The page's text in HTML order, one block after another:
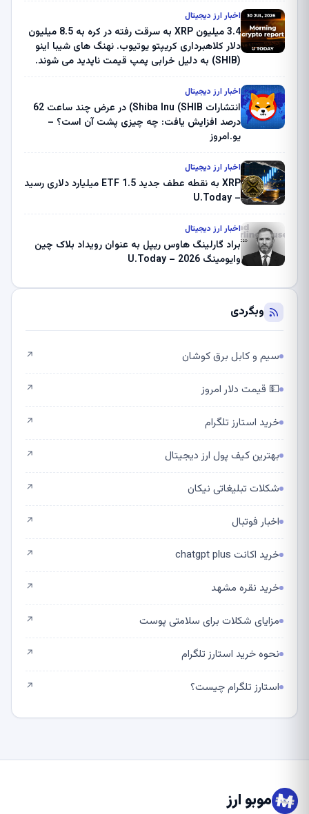
اخبار ارز دیجیتال
3.4 میلیون XRP به سرقت رفته در کره به 8.5 میلیون
دلار کلاهبرداری کریپتو یوتیوب. نهنگ های شیبا اینو
(SHIB) به دلیل خرابی پمپ قیمت ناپدید می شوند.
ثبت کرد – گزارش کریپتو صبح – U.Today
اخبار ارز دیجیتال
انتشارات Shiba Inu (SHIB) در عرض چند ساعت 62
درصد افزایش یافت: چه چیزی پشت آن است؟ –
یو.امروز
اخبار ارز دیجیتال
XRP به نقطه عطف جدید ETF 1.5 میلیارد دلاری رسید
– U.Today
اخبار ارز دیجیتال
براد گارلینگ هاوس ریپل به عنوان رویداد بلاک چین
وایومینگ 2026 – U.Today
وبگردی
سیم و کابل برق کوشان ↗
💵 قیمت دلار امروز ↗
خرید استارز تلگرام ↗
بهترین کیف پول ارز دیجیتال ↗
شکلات تبلیغاتی نیکان ↗
اخبار فوتبال ↗
خرید اکانت chatgpt plus ↗
خرید نقره مشهد ↗
مزایای شکلات برای سلامتی پوست ↗
نحوه خرید استارز تلگرام ↗
استارز تلگرام چیست؟ ↗
موبو ارز